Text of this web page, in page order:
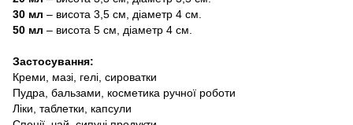
30 мл – висота 3,5 см, діаметр 4 см.
50 мл – висота 5 см, діаметр 4 см.
Застосування:
Креми, мазі, гелі, сироватки
Пудра, бальзами, косметика ручної роботи
Ліки, таблетки, капсули